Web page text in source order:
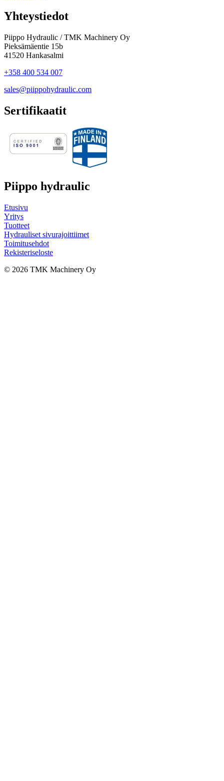
Yhteystiedot
Piippo Hydraulic / TMK Machinery Oy
Pieksämäentie 15b
41520 Hankasalmi
+358 400 534 007
sales@piippohydraulic.com
Sertifikaatit
Piippo hydraulic
Etusivu
Yritys
Tuotteet
Hydrauliset sivurajoittiimet
Toimitusehdot
Rekisteriseloste
© 2026 TMK Machinery Oy